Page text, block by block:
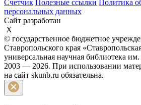
Счетчик Полезные ссылки Политика
персональных данных
Сайт разработан
X
© государственное бюджетное
Ставропольского края
универсальная научная библиотека
2003 — 2026. При использовании
на сайт skunb.ru обязательна.